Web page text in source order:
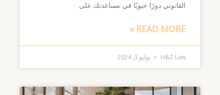
القانوني دورًا حيويًا في مساعدتك على
READ MORE »
H&Z Law يوليو 3, 2024